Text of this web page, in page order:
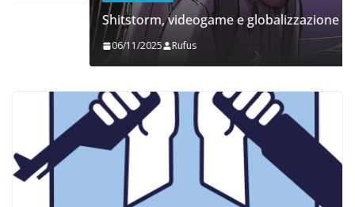
Shitstorm, videogame e globalizzazione
Rufus